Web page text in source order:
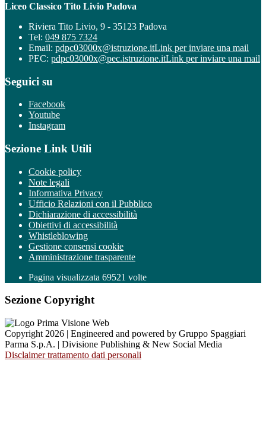
Liceo Classico Tito Livio Padova
Riviera Tito Livio, 9 - 35123 Padova
Tel: 049 875 7324
Email: pdpc03000x@istruzione.itLink per inviare una mail
PEC: pdpc03000x@pec.istruzione.itLink per inviare una mail
Seguici su
Facebook
Youtube
Instagram
Sezione Link Utili
Cookie policy
Note legali
Informativa Privacy
Ufficio Relazioni con il Pubblico
Dichiarazione di accessibilità
Obiettivi di accessibilità
Whistleblowing
Gestione consensi cookie
Amministrazione trasparente
Pagina visualizzata 69521 volte
Sezione Copyright
Copyright 2026 | Engineered and powered by Gruppo Spaggiari
Parma S.p.A. | Divisione Publishing & New Social Media
Disclaimer trattamento dati personali